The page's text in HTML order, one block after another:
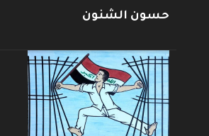
حسون الشنون